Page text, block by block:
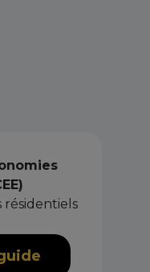
résidentiels